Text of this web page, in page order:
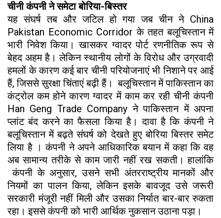
चीनी कंपनी ने समेटा बोरिया-बिस्तर
यह संघर्ष तब और जटिल हो गया जब चीन ने China
Pakistan Economic Corridor के तहत बलूचिस्तान में
भारी निवेश किया। खासकर ग्वादर पोर्ट रणनीतिक रूप से
बेहद अहम है। लेकिन स्थानीय लोगों के विरोध और उग्रवादी
हमलों के कारण कई बार चीनी परियोजनाएं भी निशाने पर आई
हैं, जिससे सुरक्षा चिंताएं बढ़ी हैं। बलूचिस्तान में पाकिस्तान का
कंट्रोल कम होने कारण ग्वादर में काम कर रही चीनी कंपनी
Han Geng Trade Company ने पाकिस्तान में अपना
प्लांट बंद करने का फैसला किया है। दावा है कि कंपनी ने
बलूचिस्तान में बढ़ते संघर्ष को देखते हुए बोरिया बिस्तर समेट
लिया है । कंपनी ने अपने आधिकारिक बयान में कहा कि वह
अब सामान्य तरीके से काम जारी नहीं रख सकती। हालांकि
कंपनी के अनुसार, उसने सभी अंतरराष्ट्रीय मानकों और
नियमों का पालन किया, लेकिन इसके बावजूद उसे जरूरी
सरकारी मंजूरी नहीं मिली और उसका निर्यात बार-बार रुकता
रहा। इससे कंपनी को भारी आर्थिक नुकसान उठाना पड़ा।